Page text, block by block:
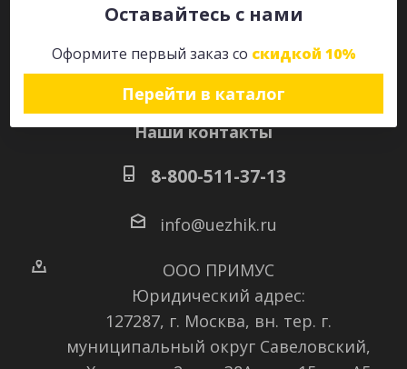
Оставайтесь с нами
Оформите первый заказ со скидкой 10%
Перейти в каталог
Наши контакты
8-800-511-37-13
info@uezhik.ru
ООО ПРИМУС
Юридический адрес:
127287, г. Москва, вн. тер. г.
муниципальный округ Савеловский,